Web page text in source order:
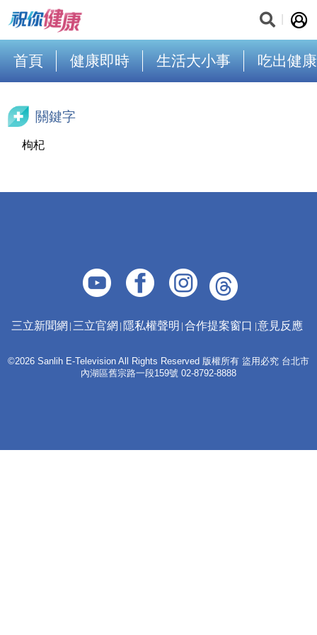
首頁 健康即時 生活大小事 吃出健康
關鍵字
枸杞
三立新聞網 三立官網 隱私權聲明 合作提案窗口 意見反應
©2026 Sanlih E-Television All Rights Reserved 版權所有 盜用必究 台北市
內湖區舊宗路一段159號 02-8792-8888